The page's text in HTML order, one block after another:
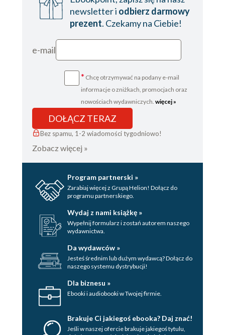
newsletter i odbierz darmowy
prezent. Czekamy na Ciebie!
e-mail
* Chcę otrzymywać na podany e-mail
informacje o zniżkach, promocjach oraz
nowościach wydawniczych. więcej »
DOŁĄCZ TERAZ
Bez spamu, 1-2 wiadomości tygodniowo!
Zobacz więcej »
Program partnerski »
Zarabiaj więcej z Grupą Helion! Dołącz do
programu partnerskiego.
Wydaj z nami książkę »
Wypełnij formularz i zostań autorem naszego
wydawnictwa.
Da wydawców »
Jesteś średnim lub dużym wydawcą? Dołącz do
naszego systemu dystrybucji!
Dla biznesu »
Ebooki i audiobooki w Twojej firmie.
Brakuje Ci jakiegoś ebooka? Daj znać!
Jeśli w naszej ofercie brakuje jakiegoś tytulu,